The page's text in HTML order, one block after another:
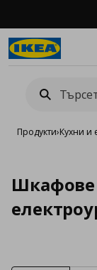
Продукти›Кухни и
Шкафове